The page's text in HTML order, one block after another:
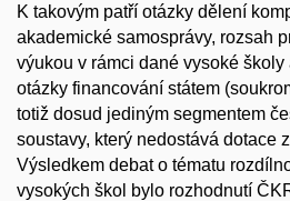
K takovým patří otázky dělení
akademické samosprávy, rozsah
výukou v rámci dané vysoké
otázky financování státem
totiž dosud jediným segmentem
soustavy, který nedostává dotace
Výsledkem debat o tématu
vysokých škol bylo rozhodnutí